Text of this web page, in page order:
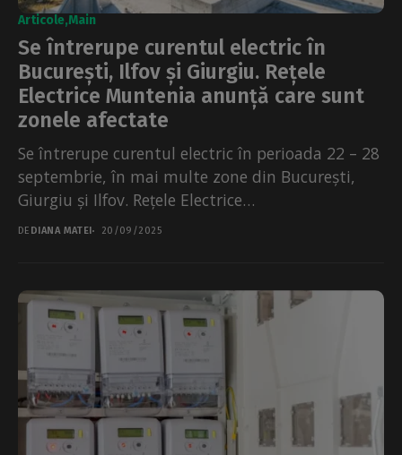
Articole Main
Se întrerupe curentul electric în
București, Ilfov și Giurgiu. Rețele
Electrice Muntenia anunță care sunt
zonele afectate
Se întrerupe curentul electric în perioada 22 – 28
septembrie, în mai multe zone din București,
Giurgiu și Ilfov. Rețele Electrice
Muntenia precizează că măsura...
DE DIANA MATEI 20/09/2025